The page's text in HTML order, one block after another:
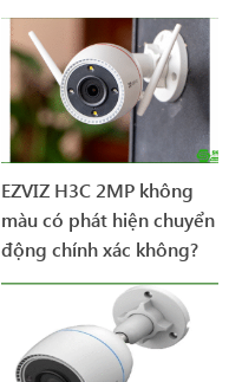
EZVIZ H3C 2MP không
màu có phát hiện chuyển
động chính xác không?